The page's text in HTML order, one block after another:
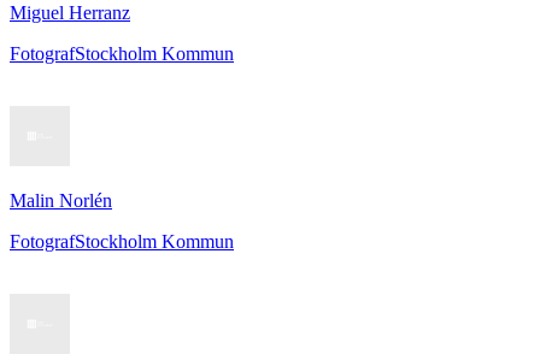
Miguel Herranz
FotografStockholm Kommun
Malin Norlén
FotografStockholm Kommun